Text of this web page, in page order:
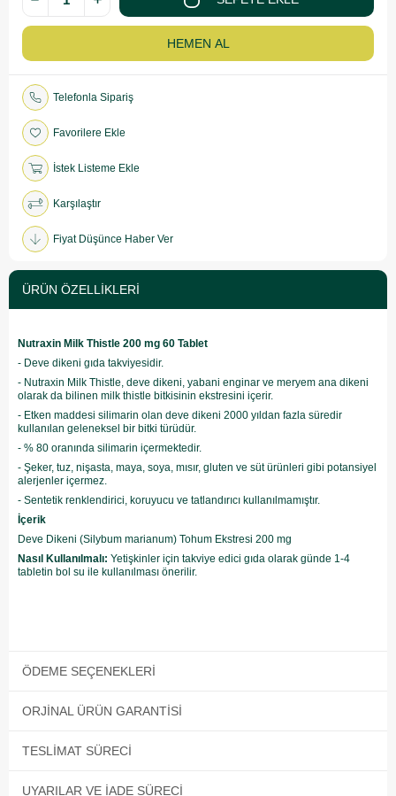
Telefonla Sipariş
Favorilere Ekle
İstek Listeme Ekle
Karşılaştır
Fiyat Düşünce Haber Ver
ÜRÜN ÖZELLIKLERI
Nutraxin Milk Thistle 200 mg 60 Tablet
- Deve dikeni gıda takviyesidir.
- Nutraxin Milk Thistle, deve dikeni, yabani enginar ve meryem ana dikeni
olarak da bilinen milk thistle bitkisinin ekstresini içerir.
- Etken maddesi silimarin olan deve dikeni 2000 yıldan fazla süredir
kullanılan geleneksel bir bitki türüdür.
- % 80 oranında silimarin içermektedir.
- Şeker, tuz, nişasta, maya, soya, mısır, gluten ve süt ürünleri gibi potansiyel
alerjenler içermez.
- Sentetik renklendirici, koruyucu ve tatlandırıcı kullanılmamıştır.
İçerik
Deve Dikeni (Silybum marianum) Tohum Ekstresi 200 mg
Nasıl Kullanılmalı: Yetişkinler için takviye edici gıda olarak günde 1-4
tabletin bol su ile kullanılması önerilir.
ÖDEME SEÇENEKLERI
ORJINAL ÜRÜN GARANTISI
TESLIMAT SÜRECI
UYARILAR VE İADE SÜRECI